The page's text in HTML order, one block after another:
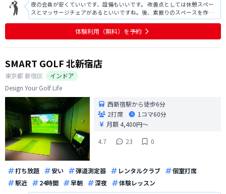
夜の会員が安くていいです、設備もいいです。 改善点としては休憩スペー
スとマッサージチェアがあるといいですね。後、素振りのスペースを作っ
て、全面鏡にしてスイングチェックできるようにして欲しいです。 ゴルフ
クラブの最新を試せる会員とか作ってもいいかと思います。
体験利用（無料）を予約
SMART GOLF 北新宿店
東京都 新宿区
インドア
Design Your Golf Life
西新宿駅から徒歩6分
2打席
1コマ60分
月額 4,400円〜
4.7
23 0
打ち放題 安い 弾道測定器 レンタルクラブ
個室打席
駅近
24時間 早朝 深夜 体験レッスン